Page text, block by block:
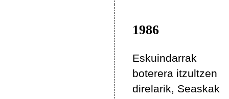
1986
Eskuindarrak
boterera itzultzen
direlarik, Seaskak